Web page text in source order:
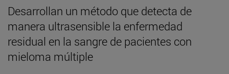
Desarrollan un método que detecta de
manera ultrasensible la enfermedad
residual en la sangre de pacientes con
mieloma múltiple